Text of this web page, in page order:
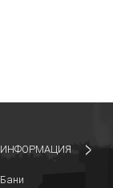
ИНФОРМАЦИЯ
Бани